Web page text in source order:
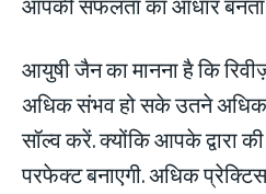
आयुषी जैन का मानना है कि
अधिक संभव हो सके उतने
सॉल्व करें. क्योंकि आपके द्वारा
परफेक्ट बनाएगी. अधिक